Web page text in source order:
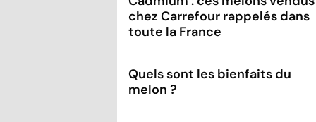
chez Carrefour rappelés dans
toute la France
Quels sont les bienfaits du
melon ?